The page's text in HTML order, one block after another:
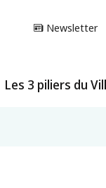
Newsletter
Les 3 piliers du